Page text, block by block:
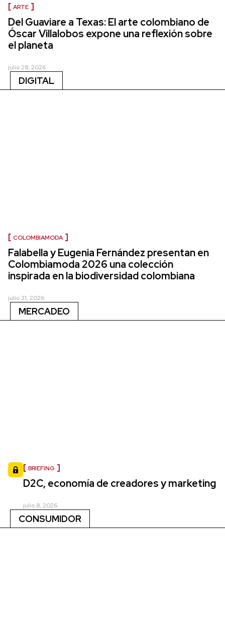
ARTE
Del Guaviare a Texas: El arte colombiano de
Óscar Villalobos expone una reflexión sobre
el planeta
julio 28, 2026
DIGITAL
COLOMBIAMODA
Falabella y Eugenia Fernández presentan en
Colombiamoda 2026 una colección
inspirada en la biodiversidad colombiana
julio 31, 2026
MERCADEO
BRIEFING
D2C, economía de creadores y marketing
julio 8, 2026
CONSUMIDOR